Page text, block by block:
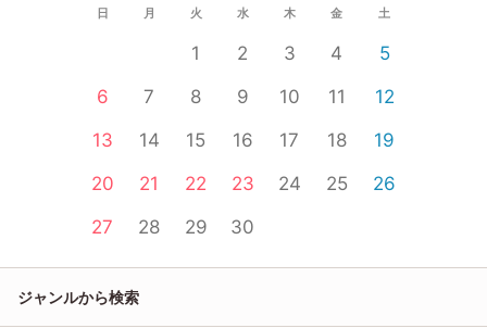
日 月 火 水 木 金 土
1 2 3 4
5
6
7 8 9 10 11
12
13
14 15 16 17 18
19
20
21 22 23 24 25
26
27
28 29 30
ジャンルから検索